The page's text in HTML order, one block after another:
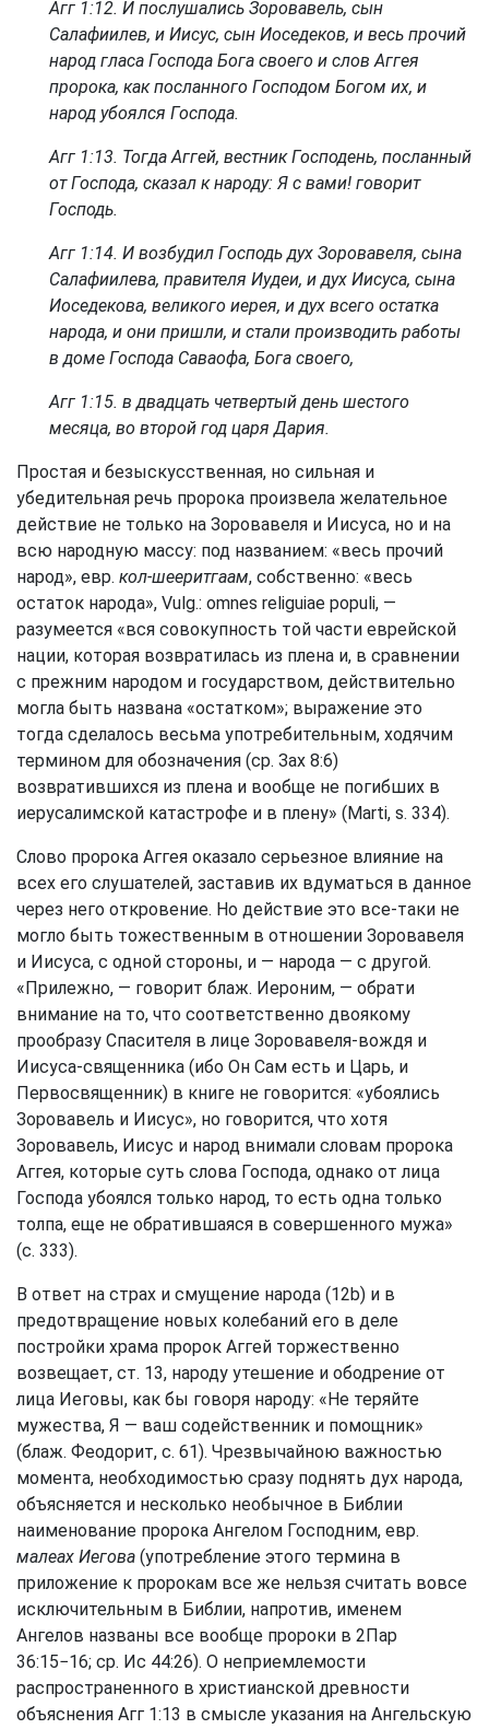
Агг 1:12. И послушались Зоровавель, сын
Салафиилев, и Иисус, сын Иоседеков, и весь прочий
народ гласа Господа Бога своего и слов Аггея
пророка, как посланного Господом Богом их, и
народ убоялся Господа.
Агг 1:13. Тогда Аггей, вестник Господень, посланный
от Господа, сказал к народу: Я с вами! говорит
Господь.
Агг 1:14. И возбудил Господь дух Зоровавеля, сына
Салафиилева, правителя Иудеи, и дух Иисуса, сына
Иоседекова, великого иерея, и дух всего остатка
народа, и они пришли, и стали производить работы
в доме Господа Саваофа, Бога своего,
Агг 1:15. в двадцать четвертый день шестого
месяца, во второй год царя Дария.
Простая и безыскусственная, но сильная и
убедительная речь пророка произвела желательное
действие не только на Зоровавеля и Иисуса, но и на
всю народную массу: под названием: «весь прочий
народ», евр. кол-шееритгаам, собственно: «весь
остаток народа», Vulg.: omnes religuiae populi, —
разумеется «вся совокупность той части еврейской
нации, которая возвратилась из плена и, в сравнении
с прежним народом и государством, действительно
могла быть названа «остатком»; выражение это
тогда сделалось весьма употребительным, ходячим
термином для обозначения (ср. Зах 8:6)
возвратившихся из плена и вообще не погибших в
иерусалимской катастрофе и в плену» (Marti, s. 334).
Слово пророка Аггея оказало серьезное влияние на
всех его слушателей, заставив их вдуматься в данное
через него откровение. Но действие это все-таки не
могло быть тожественным в отношении Зоровавеля
и Иисуса, с одной стороны, и — народа — с другой.
«Прилежно, — говорит блаж. Иероним, — обрати
внимание на то, что соответственно двоякому
прообразу Спасителя в лице Зоровавеля-вождя и
Иисуса-священника (ибо Он Сам есть и Царь, и
Первосвященник) в книге не говорится: «убоялись
Зоровавель и Иисус», но говорится, что хотя
Зоровавель, Иисус и народ внимали словам пророка
Аггея, которые суть слова Господа, однако от лица
Господа убоялся только народ, то есть одна только
толпа, еще не обратившаяся в совершенного мужа»
(с. 333).
В ответ на страх и смущение народа (12b) и в
предотвращение новых колебаний его в деле
постройки храма пророк Аггей торжественно
возвещает, ст. 13, народу утешение и ободрение от
лица Иеговы, как бы говоря народу: «Не теряйте
мужества, Я — ваш содейственник и помощник»
(блаж. Феодорит, с. 61). Чрезвычайною важностью
момента, необходимостью сразу поднять дух народа,
объясняется и несколько необычное в Библии
наименование пророка Ангелом Господним, евр.
малеах Иегова (употребление этого термина в
приложение к пророкам все же нельзя считать вовсе
исключительным в Библии, напротив, именем
Ангелов названы все вообще пророки в 2Пар
36:15−16; ср. Ис 44:26). О неприемлемости
распространенного в христианской древности
объяснения Агг 1:13 в смысле указания на Ангельскую